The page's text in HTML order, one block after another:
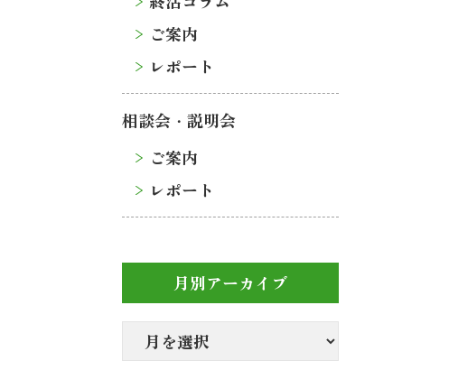
ご案内
レポート
相談会・説明会
ご案内
レポート
月別アーカイブ